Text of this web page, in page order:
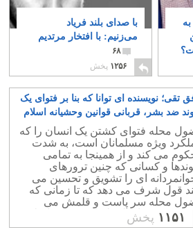
با صدای بلند فریاد
می‌زنیم: با افتخار مرتدیم
۶۸
۱۲۵۶ پخش
تقی؛ نویسنده ای توانا که بنا بر فتوای یک
ضد بشر، قربانی قوانین وحشیانه اسلام
محله فتوای کشتن یک انسان را که
ویژه مسلمانان است، به شدت
می کند و از همینجا به تمامی
و کسانی که چنین ترورهای
ای را تشویق و تحسین می
قول شرف می دهد که تا زمانی که
محله سر پاست و قلمش می
حتی برای لحظه ای هم یقه اسلام و
را رها نخواهد کرد.
۱۱۵۱ پخش